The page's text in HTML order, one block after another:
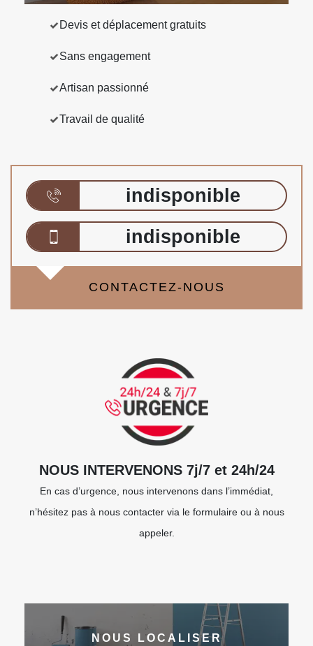
Devis et déplacement gratuits
Sans engagement
Artisan passionné
Travail de qualité
indisponible
indisponible
CONTACTEZ-NOUS
NOUS INTERVENONS 7j/7 et 24h/24
En cas d’urgence, nous intervenons dans l’immédiat,
n’hésitez pas à nous contacter via le formulaire ou à nous
appeler.
NOUS LOCALISER